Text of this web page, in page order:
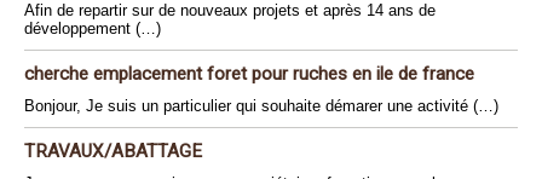
Afin de repartir sur de nouveaux projets et après 14 ans de
développement (…)
cherche emplacement foret pour ruches en ile de france
Bonjour, Je suis un particulier qui souhaite démarer une activité (…)
TRAVAUX/ABATTAGE